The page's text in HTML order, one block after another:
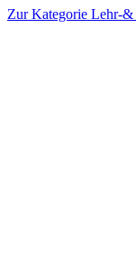
Zur Kategorie Lehr-